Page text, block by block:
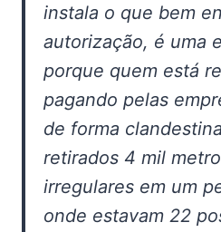
instala o que bem
autorização, é uma
porque quem está
pagando pelas
de forma
retirados 4 mil
irregulares em um
onde estavam 22